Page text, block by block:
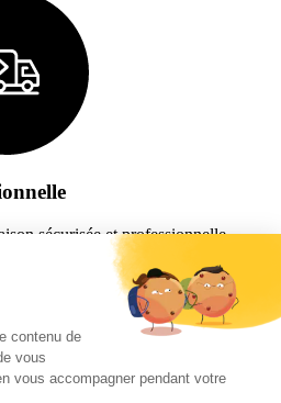
sécurisée et professionnelle,